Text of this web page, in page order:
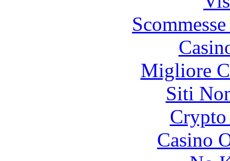
Migliore
Siti
Casino